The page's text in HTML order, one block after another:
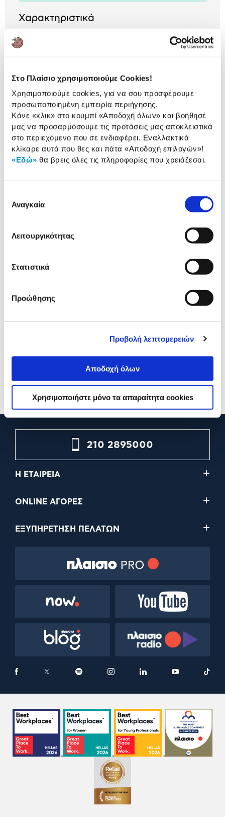
Στο Πλαίσιο χρησιμοποιούμε Cookies!
Χρησιμοποιούμε cookies, για να σου προσφέρουμε
προσωποποιημένη εμπειρία περιήγησης.
Κάνε «κλικ» στο κουμπί «Αποδοχή όλων» και βοήθησέ
μας να προσαρμόσουμε τις προτάσεις μας αποκλειστικά
στο περιεχόμενο που σε ενδιαφέρει. Εναλλακτικά
κλίκαρε αυτά που θες και πάτα «Αποδοχή επιλογών»!
«Εδώ» θα βρεις όλες τις πληροφορίες που χρειάζεσαι.
συγκατάθεσης
Αναγκαία
Λειτουργικότητας
Στατιστικά
Προώθησης
Προβολή λεπτομερειών
Αποδοχή όλων
Χρησιμοποιήστε μόνο τα απαραίτητα cookies
Χαρακτηριστικά
Nintendo Switch
Αναλυτική
παρουσίαση
Αναλυτική παρουσίαση
Προδιαγραφές
προϊόντος
Χαρακτηριστικά
Αξιολογήσεις
Αξιολογήσεις
Κάτι μας λέει πως τα παρακάτω
προϊόντα σε ενδιαφέρουν!
Προσθήκη
Screen Protector
29,90€
Προσθήκη
210 2895000
Η ΕΤΑΙΡΕΙΑ
ONLINE ΑΓΟΡΕΣ
ΕΞΥΠΗΡΕΤΗΣΗ ΠΕΛΑΤΩΝ